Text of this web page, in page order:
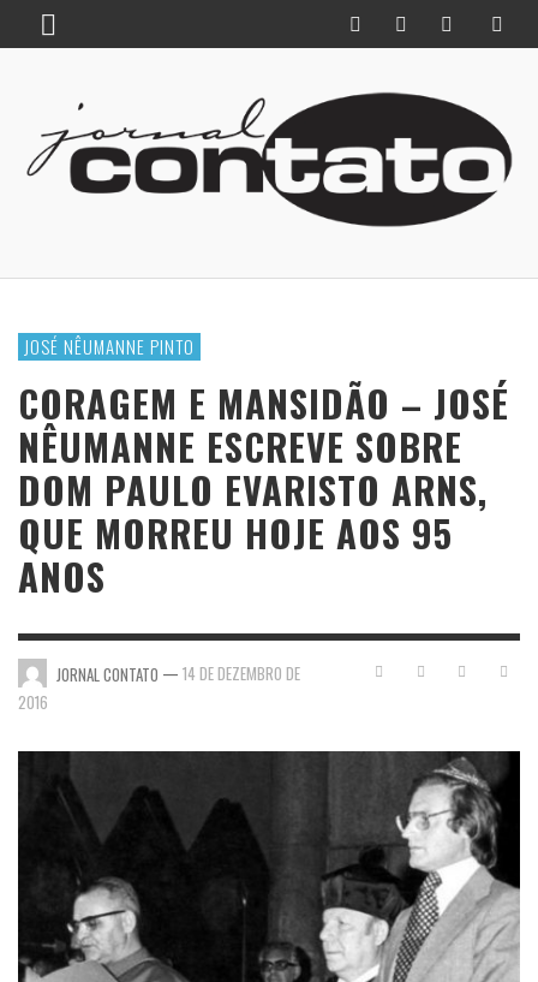
JOSÉ NÊUMANNE PINTO
CORAGEM E MANSIDÃO – JOSÉ
NÊUMANNE ESCREVE SOBRE
DOM PAULO EVARISTO ARNS,
QUE MORREU HOJE AOS 95
ANOS
JORNAL CONTATO — 14 DE DEZEMBRO DE
2016